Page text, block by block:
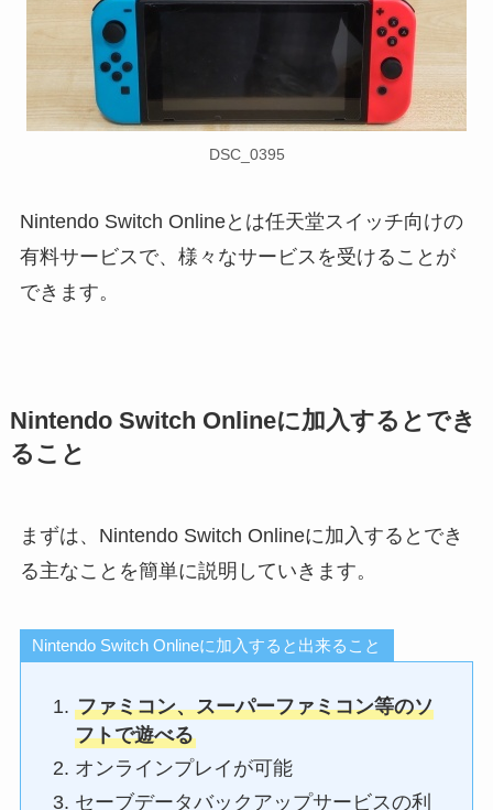
DSC_0395
Nintendo Switch Onlineとは任天堂スイッチ向けの
有料サービスで、様々なサービスを受けることが
できます。
Nintendo Switch Onlineに加入するとでき
ること
まずは、Nintendo Switch Onlineに加入するとでき
る主なことを簡単に説明していきます。
Nintendo Switch Onlineに加入すると出来ること
ファミコン、スーパーファミコン等のソ
フトで遊べる
オンラインプレイが可能
セーブデータバックアップサービスの利